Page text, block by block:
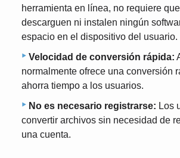
herramienta en línea, no requiere
descarguen ni instalen ningún
espacio en el dispositivo del usuario.
Velocidad de conversión rápida:
normalmente ofrece una conversión
ahorra tiempo a los usuarios.
No es necesario registrarse: Los
convertir archivos sin necesidad de
una cuenta.